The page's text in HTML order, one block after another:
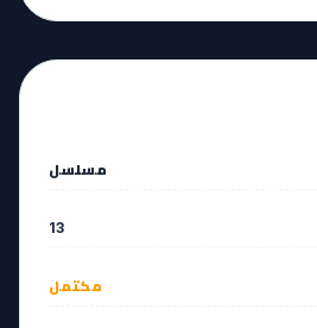
مسلسل
13
مكتمل